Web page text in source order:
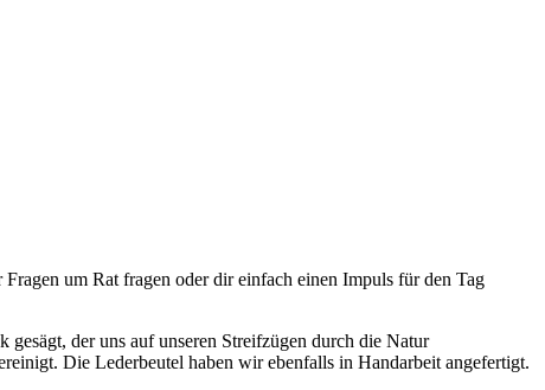
um Rat fragen oder dir einfach einen Impuls für den Tag
gesägt, der uns auf unseren Streifzügen durch die Natur
Die Lederbeutel haben wir ebenfalls in Handarbeit angefertigt.